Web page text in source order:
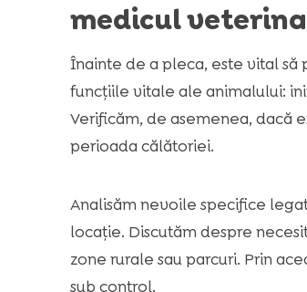
medicul
Înainte de a pleca, este vital să
funcțiile vitale ale animalului:
Verificăm, de asemenea, dacă
perioada călătoriei.
Analisăm nevoile specifice
locație. Discutăm despre
zone rurale sau parcuri. Prin
sub control.